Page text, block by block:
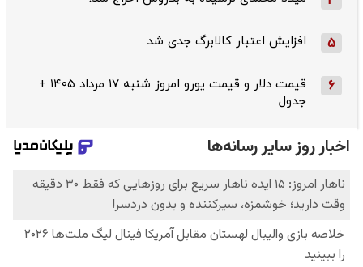
5 افزایش اعتبار کالابرگ جدی شد
6
قیمت دلار و قیمت یورو امروز شنبه ۱۷ مرداد ۱۴۰۵ +
جدول